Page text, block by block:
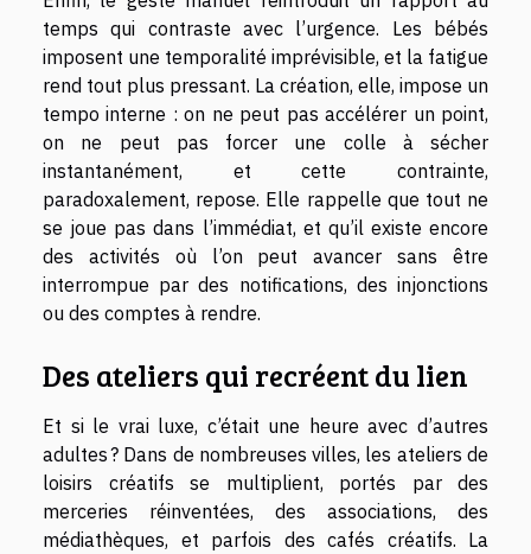
temps qui contraste avec l’urgence. Les bébés
imposent une temporalité imprévisible, et la fatigue
rend tout plus pressant. La création, elle, impose un
tempo interne : on ne peut pas accélérer un point,
on ne peut pas forcer une colle à sécher
instantanément, et cette contrainte,
paradoxalement, repose. Elle rappelle que tout ne
se joue pas dans l’immédiat, et qu’il existe encore
des activités où l’on peut avancer sans être
interrompue par des notifications, des injonctions
ou des comptes à rendre.
Des ateliers qui recréent du lien
Et si le vrai luxe, c’était une heure avec d’autres
adultes ? Dans de nombreuses villes, les ateliers de
loisirs créatifs se multiplient, portés par des
merceries réinventées, des associations, des
médiathèques, et parfois des cafés créatifs. La